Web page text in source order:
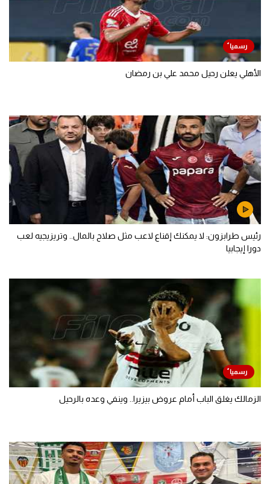
الأهلي يعلن رحيل محمد علي بن رمضان
رئيس طرابزون: لا يمكنك إقناع لاعب مثل صلاح بالمال.. وتريزيجيه لعب
دورا إيجابيا
الزمالك يغلق الباب أمام عروض بيزيرا.. وينفي وعده بالرحيل